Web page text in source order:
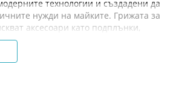
технологии и създадени да
нужди на майките. Грижата за
аксесоари като подплънки,
за зърна, силиконови зърна за
крем за гърди, масажно олио и
За да сме още по полезни